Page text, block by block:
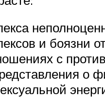
и боязни
с
о